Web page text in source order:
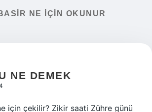
NE IÇIN OKUNUR
NE DEMEK
için çekilir? Zikir saati Zühre günü